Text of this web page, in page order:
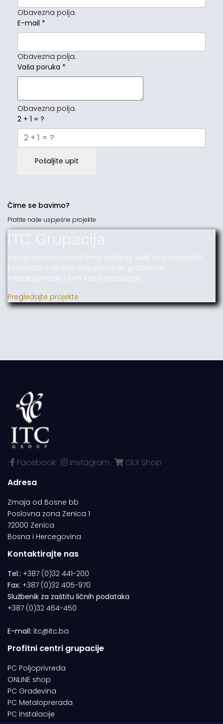
Obavezna polja.
E-mail *
Obavezna polja.
Vaša poruka *
Obavezna polja.
2 + 1 = ?
Pošaljite upit
Čime se bavimo?
Pratite naše uspješne projekte.
ITC Grupacija
Već godinama naša firma realizuje veliki broj uspješnih
projekata iz oblasti poljoprivrede, građevine,
metaloprerade i svih vrsta instalacija.
Pregledajte projekte
Facebook Instagram
OLX Shop
Adresa
Zmaja od Bosne bb
Poslovna zona Zenica 1
72000 Zenica
Bosna i Hercegovina
Kontaktirajte nas
Tel.: +387 (0)32 441-200
Fax: +387 (0)32 405-970
Službenik za zaštitu ličnih podataka
+387 (0)32 464-450
E-mail: itc@itc.ba
Profitni centri grupacije
PC Poljoprivreda
ONLINE shop
PC Građevina
PC Metaloprerada
PC Instalacije